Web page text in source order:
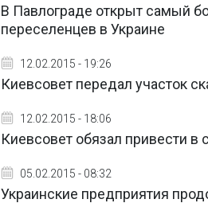
В Павлограде открыт самый
переселенцев в Украине
12.02.2015 - 19:26
Киевсовет передал участок
12.02.2015 - 18:06
Киевсовет обязал привести в
05.02.2015 - 08:32
Украинские предприятия